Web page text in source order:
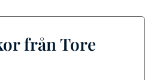
från Tore